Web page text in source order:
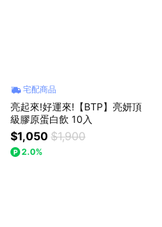
宅配商品
亮起來!好運來!【BTP】亮妍頂
級膠原蛋白飲 10入
$1,050 $1,900
2.0%